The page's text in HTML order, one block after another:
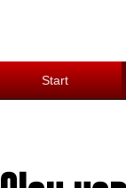
Start